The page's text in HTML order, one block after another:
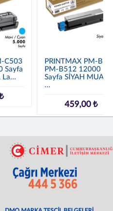
C503
Sayfa
La...
PRINTMAX PM-B512
PM-B512 12000
Sayfa SİYAH MUADIL
...
459,00 ₺